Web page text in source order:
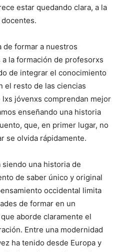
estar quedando clara, a la
de formar a nuestros
la formación de profesorxs
de integrar el conocimiento
el resto de las ciencias
jóvenxs comprendan mejor
enseñando una historia
que, en primer lugar, no
se olvida rápidamente.
una historia de
de saber único y original
occidental limita
de formar en un
aborde claramente el
Entre una modernidad
ha tenido desde Europa y